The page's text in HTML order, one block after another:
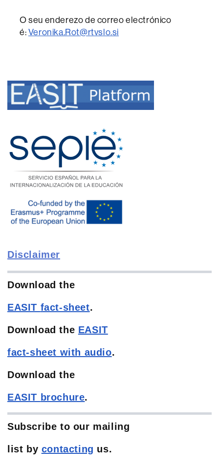
O seu enderezo de correo electrónico
é:Veronika.Rot@rtvslo.si
Disclaimer
Download the
EASIT fact-sheet.
Download the EASIT
fact-sheet with audio.
Download the
EASIT brochure.
Subscribe to our mailing
list by contacting us.